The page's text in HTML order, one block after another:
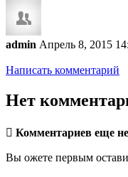
admin Апрель 8, 2015
Написать комментарий
Нет
 Комментариев еще
Вы ожете первым